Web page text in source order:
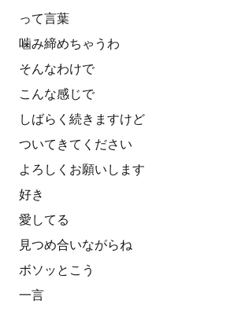
って言葉
噛み締めちゃうわ
そんなわけで
こんな感じで
しばらく続きますけど
ついてきてください
よろしくお願いします
好き
愛してる
見つめ合いながらね
ボソッとこう
一言